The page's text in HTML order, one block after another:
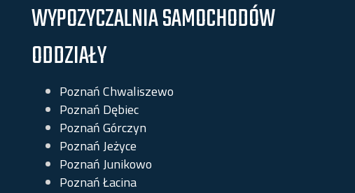
WYPOZYCZALNIA SAMOCHODÓW
ODDZIAŁY
Poznań Chwaliszewo
Poznań Dębiec
Poznań Górczyn
Poznań Jeżyce
Poznań Junikowo
Poznań Łacina